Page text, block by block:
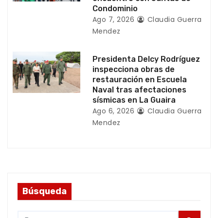
Condominio
Ago 7, 2026
Claudia Guerra
Mendez
Presidenta Delcy Rodríguez
inspecciona obras de
restauración en Escuela
Naval tras afectaciones
sísmicas en La Guaira
Ago 6, 2026
Claudia Guerra
Mendez
Búsqueda